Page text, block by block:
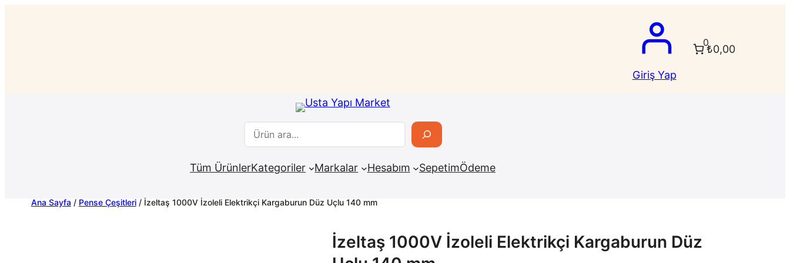
Giriş Yap
0
₺0,00
Ara
Tüm ÜrünlerKategoriler Markalar Hesabım SepetimÖdeme
Ana Sayfa / Pense Çeşitleri/ İzeltaş 1000V İzoleli Elektrikçi Kargaburun Düz Uçlu 140 mm
İzeltaş 1000V İzoleli Elektrikçi Kargaburun Düz